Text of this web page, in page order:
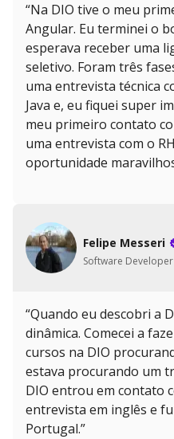
“Na DIO tive o meu
Angular. Eu terminei o
esperava receber uma
seletivo. Foram três
uma entrevista técnica
Java e, eu fiquei super
meu primeiro contato
uma entrevista com o
oportunidade
Felipe Messeri
Software Developer
“Quando eu descobri a
dinâmica. Comecei a
cursos na DIO
estava procurando um
DIO entrou em contato
entrevista em inglês e
Portugal.”